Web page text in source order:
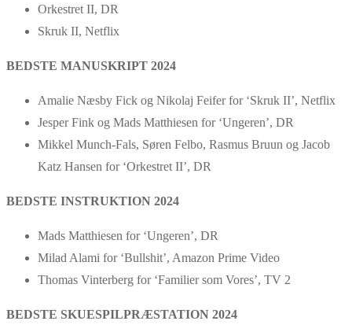
Orkestret II, DR
Skruk II, Netflix
BEDSTE MANUSKRIPT 2024
Amalie Næsby Fick og Nikolaj Feifer for ‘Skruk II’, Netflix
Jesper Fink og Mads Matthiesen for ‘Ungeren’, DR
Mikkel Munch-Fals, Søren Felbo, Rasmus Bruun og Jacob
Katz Hansen for ‘Orkestret II’, DR
BEDSTE INSTRUKTION 2024
Mads Matthiesen for ‘Ungeren’, DR
Milad Alami for ‘Bullshit’, Amazon Prime Video
Thomas Vinterberg for ‘Familier som Vores’, TV 2
BEDSTE SKUESPILPRÆSTATION 2024